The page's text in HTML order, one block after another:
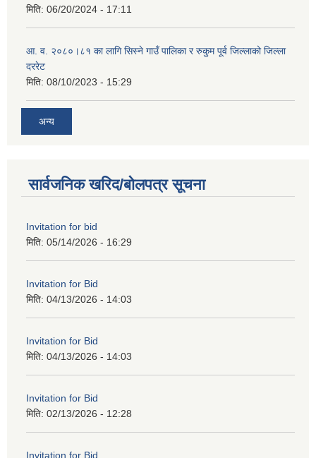
मिति: 06/20/2024 - 17:11
आ. व. २०८०।८१ का लागि सिस्ने गाउँ पालिका र रुकुम पूर्व जिल्लाको जिल्ला
दररेट
मिति: 08/10/2023 - 15:29
अन्य
सार्वजनिक खरिद/बोलपत्र सूचना
Invitation for bid
मिति: 05/14/2026 - 16:29
Invitation for Bid
मिति: 04/13/2026 - 14:03
Invitation for Bid
मिति: 04/13/2026 - 14:03
Invitation for Bid
मिति: 02/13/2026 - 12:28
Invitation for Bid